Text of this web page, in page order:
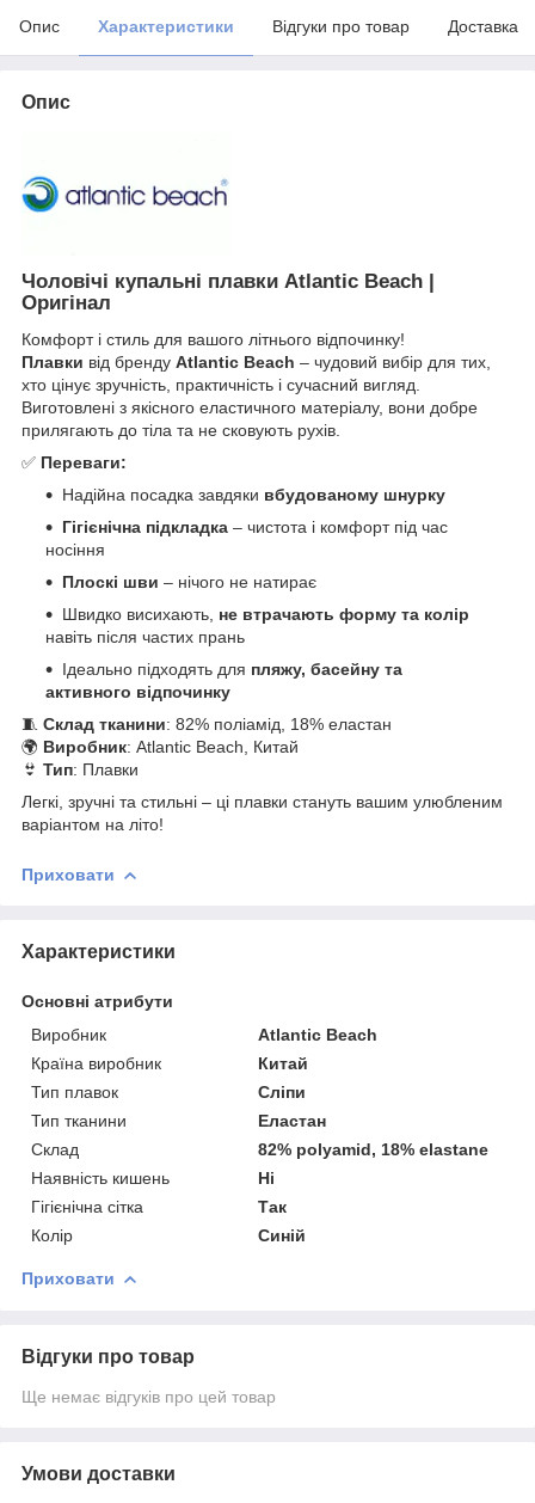
Опис Характеристики Відгуки про товар Доставка
Опис
Чоловічі купальні плавки Atlantic Beach |
Оригінал
Комфорт і стиль для вашого літнього відпочинку!
Плавки від бренду Atlantic Beach – чудовий вибір для тих,
хто цінує зручність, практичність і сучасний вигляд.
Виготовлені з якісного еластичного матеріалу, вони добре
прилягають до тіла та не сковують рухів.
✅ Переваги:
Надійна посадка завдяки вбудованому шнурку
Гігієнічна підкладка – чистота і комфорт під час
носіння
Плоскі шви – нічого не натирає
Швидко висихають, не втрачають форму та колір
навіть після частих прань
Ідеально підходять для пляжу, басейну та
активного відпочинку
🧵 Склад тканини: 82% поліамід, 18% еластан
🌍 Виробник: Atlantic Beach, Китай
👙 Тип: Плавки
Легкі, зручні та стильні – ці плавки стануть вашим улюбленим
варіантом на літо!
Приховати
Характеристики
Основні атрибути
Виробник
Atlantic Beach
Країна виробник
Китай
Тип плавок
Сліпи
Тип тканини
Еластан
Склад
82% polyamid, 18% elastane
Наявність кишень
Ні
Гігієнічна сітка
Так
Колір
Синій
Приховати
Відгуки про товар
Ще немає відгуків про цей товар
Умови доставки